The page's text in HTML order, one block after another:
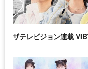
ザテレビジョン連載